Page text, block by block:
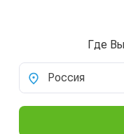
Где
Россия